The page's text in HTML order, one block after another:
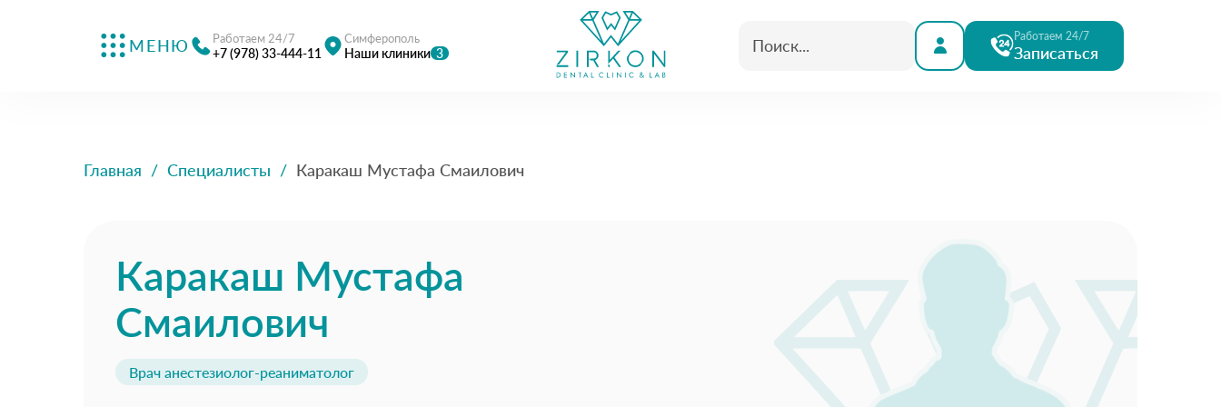
МЕНЮ Работаем 24/7
+7 (978) 33-444-11
Симферополь
Наши клиники 3
Работаем 24/7
Записаться
Главная / Специалисты / Каракаш Мустафа Смаилович
Каракаш Мустафа
Смаилович
Врач анестезиолог-реаниматолог